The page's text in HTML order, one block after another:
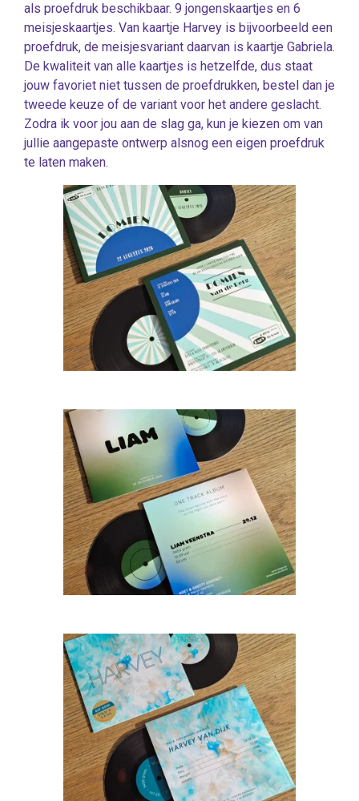
als proefdruk beschikbaar. 9 jongenskaartjes en 6
meisjeskaartjes. Van kaartje Harvey is bijvoorbeeld een
proefdruk, de meisjesvariant daarvan is kaartje Gabriela.
De kwaliteit van alle kaartjes is hetzelfde, dus staat
jouw favoriet niet tussen de proefdrukken, bestel dan je
tweede keuze of de variant voor het andere geslacht.
Zodra ik voor jou aan de slag ga, kun je kiezen om van
jullie aangepaste ontwerp alsnog een eigen proefdruk
te laten maken.